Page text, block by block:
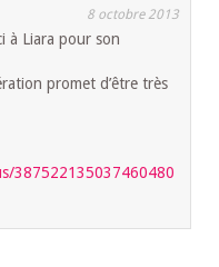
8 octobre 2013
à Liara pour son
promet d’être très
387522135037460480